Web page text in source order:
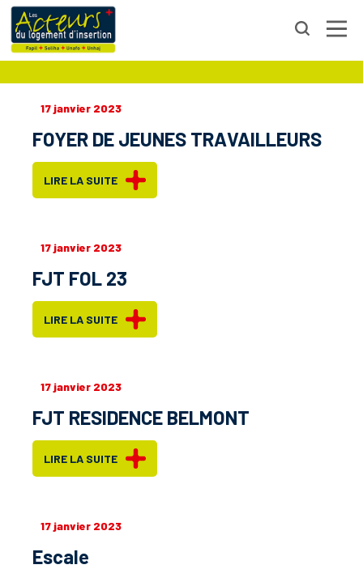
17 janvier 2023
FOYER DE JEUNES TRAVAILLEURS
LIRE LA SUITE
17 janvier 2023
FJT FOL 23
LIRE LA SUITE
17 janvier 2023
FJT RESIDENCE BELMONT
LIRE LA SUITE
17 janvier 2023
Escale